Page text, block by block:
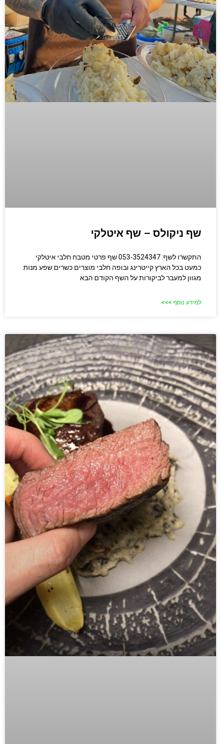
שף ניקולס – שף איטלקי
התקשרו לשף: 053-3524347 שף פרטי מטבח חלבי איטלקי
כמעט בכל הארץ קייטרינג ובופה חלבי מוצרים כשרים שפע מנות
מגוון למעבר לביקורות על השף הקודם הבא
למידע נוסף >>>